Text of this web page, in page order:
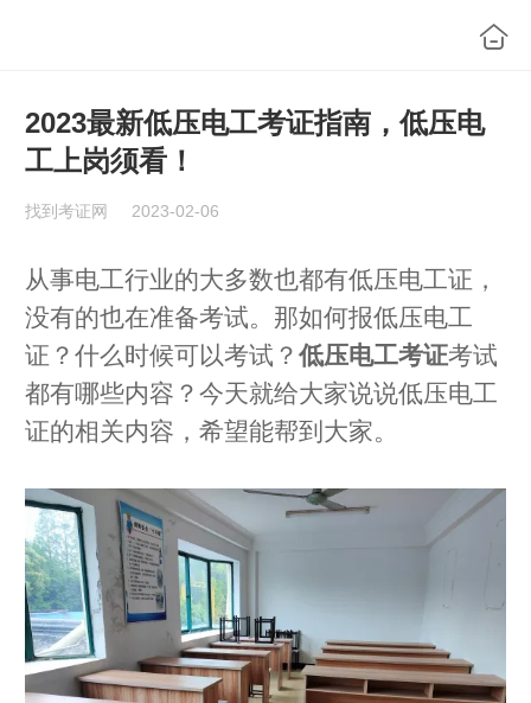
2023最新低压电工考证指南，低压电
工上岗须看！
找到考证网 2023-02-06
从事电工行业的大多数也都有低压电工证，
没有的也在准备考试。那如何报低压电工
证？什么时候可以考试？ 低压电工考证考试
都有哪些内容？今天就给大家说说低压电工
证的相关内容，希望能帮到大家。